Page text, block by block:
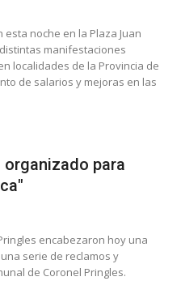
noche en la Plaza Juan
manifestaciones
localidades de la Provincia de
de salarios y mejoras en las
organizado para
encabezaron hoy una
serie de reclamos y
de Coronel Pringles.